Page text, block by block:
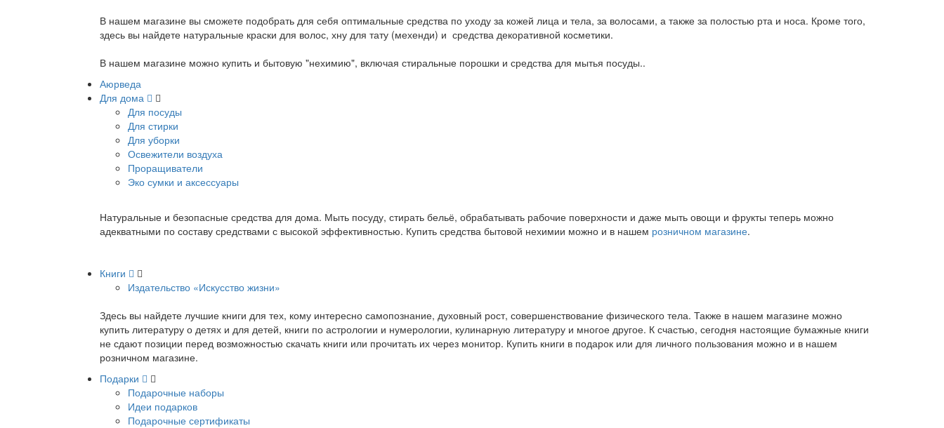
В нашем магазине вы сможете подобрать для себя оптимальные средства по уходу за кожей лица и тела, за волосами, а также за полостью рта и носа. Кроме того,
здесь вы найдете натуральные краски для волос, хну для тату (мехенди) и средства декоративной косметики.
В нашем магазине можно купить и бытовую "нехимию", включая стиральные порошки и средства для мытья посуды..
Аюрведа
Для дома
Для посуды
Для стирки
Для уборки
Освежители воздуха
Проращиватели
Эко сумки и аксессуары
Натуральные и безопасные средства для дома. Мыть посуду, стирать бельё, обрабатывать рабочие поверхности и даже мыть овощи и фрукты теперь можно
адекватными по составу средствами с высокой эффективностью. Купить средства бытовой нехимии можно и в нашем розничном магазине.
Книги
Издательство «Искусство жизни»
Здесь вы найдете лучшие книги для тех, кому интересно самопознание, духовный рост, совершенствование физического тела. Также в нашем магазине можно
купить литературу о детях и для детей, книги по астрологии и нумерологии, кулинарную литературу и многое другое. К счастью, сегодня настоящие бумажные книги
не сдают позиции перед возможностью скачать книги или прочитать их через монитор. Купить книги в подарок или для личного пользования можно и в нашем
розничном магазине.
Подарки
Подарочные наборы
Идеи подарков
Подарочные сертификаты